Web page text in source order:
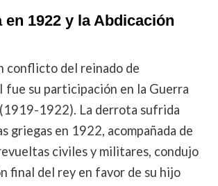
en 1922 y la Abdicación
conflicto del reinado de
fue su participación en la Guerra
1922). La derrota sufrida
griegas en 1922, acompañada de
civiles y militares, condujo
final del rey en favor de su hijo